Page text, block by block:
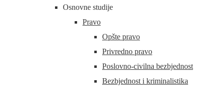
Osnovne studije
Pravo
Opšte pravo
Privredno pravo
Poslovno-civilna bezbjednost
Bezbjednost i kriminalistika